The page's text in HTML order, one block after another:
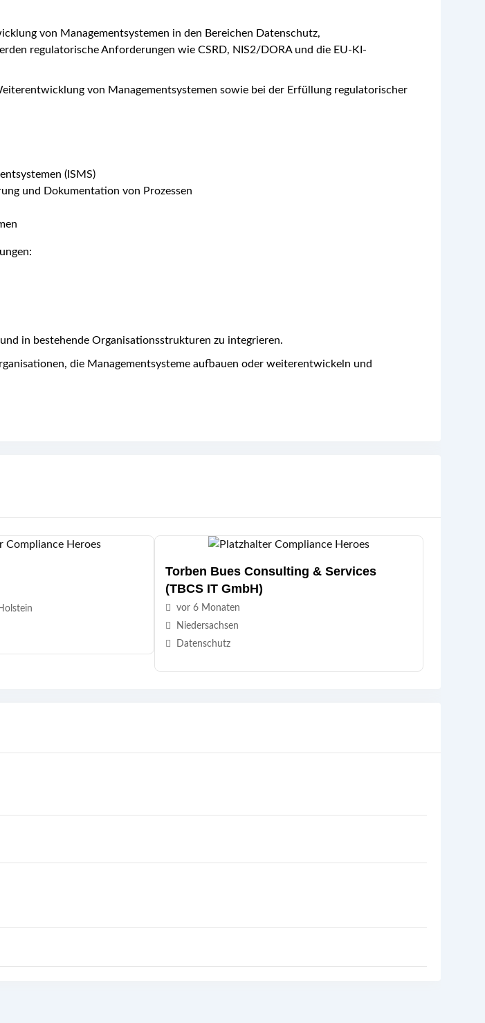
von Managementsystemen in den Bereichen Datenschutz,
regulatorische Anforderungen wie CSRD, NIS2/DORA und die EU-KI-
von Managementsystemen sowie bei der Erfüllung regulatorischer
(ISMS)
und Dokumentation von Prozessen
in bestehende Organisationsstrukturen zu integrieren.
die Managementsysteme aufbauen oder weiterentwickeln und
Torben Bues Consulting & Services
(TBCS IT GmbH)
vor 6 Monaten
Niedersachsen
Datenschutz